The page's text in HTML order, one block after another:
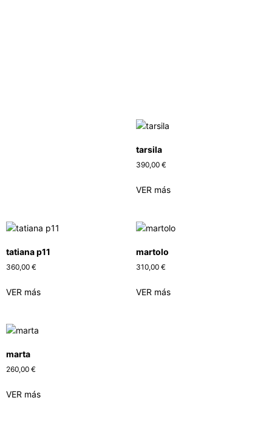
tarsila
390,00 €
VER más
tatiana p11
360,00 €
VER más
martolo
310,00 €
VER más
marta
260,00 €
VER más